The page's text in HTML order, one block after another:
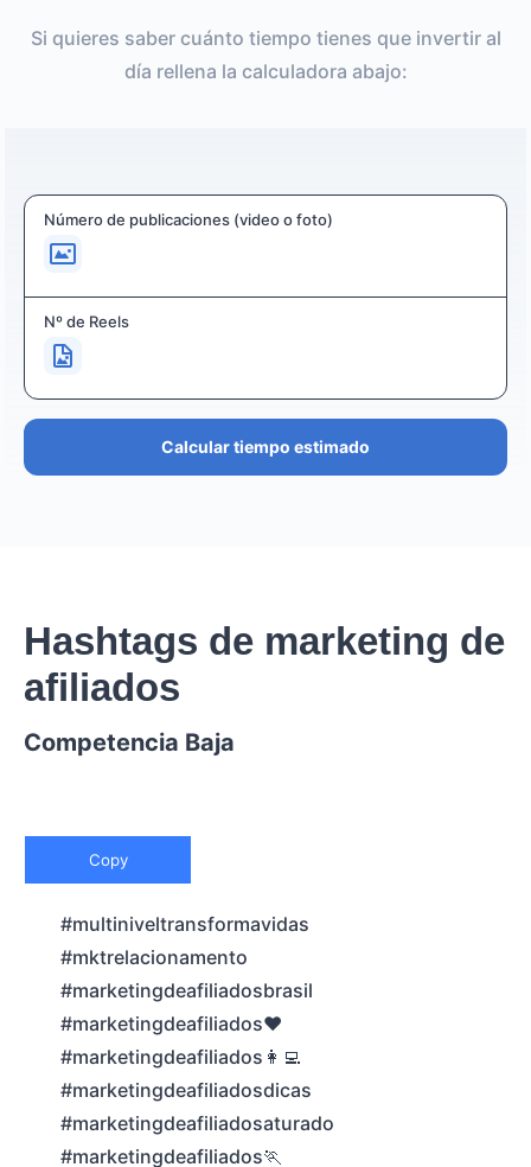
Si quieres saber cuánto tiempo tienes que invertir al
día rellena la calculadora abajo:
Número de publicaciones (video o foto)
Nº de Reels
Calcular tiempo estimado
Hashtags de marketing de
afiliados
Competencia Baja
Copy
#multiniveltransformavidas
#mktrelacionamento
#marketingdeafiliadosbrasil
#marketingdeafiliados❤️
#marketingdeafiliados👩‍💻
#marketingdeafiliadosdicas
#marketingdeafiliadosaturado
#marketingdeafiliados🏃